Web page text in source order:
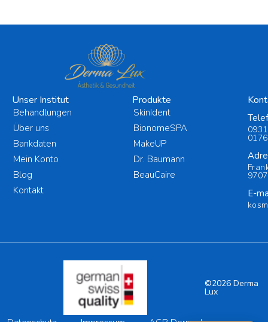
Unser Institut
Behandlungen
Über uns
Bankdaten
Mein Konto
Blog
Kontakt
Produkte
SkinIdent
BionomeSPA
MakeUP
Dr. Baumann
BeauCaire
E-
©2026 Derma
Lux